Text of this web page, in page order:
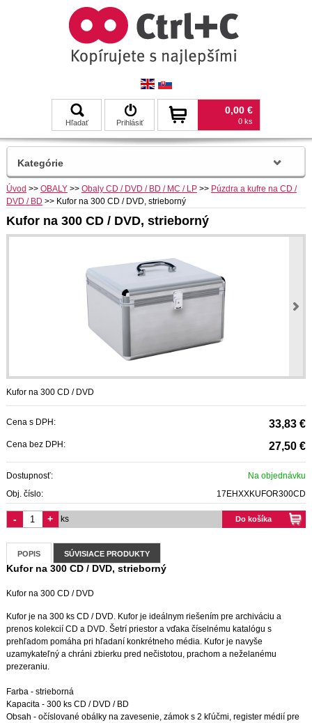
Hľadať Prihlásiť
0,00 €
0 ks
Úvod >> OBALY >> Obaly CD / DVD / BD / MC / LP >> Púzdra a kufre na CD /
DVD / BD >> Kufor na 300 CD / DVD, strieborný
Kufor na 300 CD / DVD, strieborný
Kufor na 300 CD / DVD
Cena s DPH: 33,83 €
Cena bez DPH: 27,50 €
Dostupnosť:
Na objednávku
Obj. číslo:
17EHXXKUFOR300CD
Do košíka
- + ks
POPIS SÚVISIACE PRODUKTY
Kufor na 300 CD / DVD, strieborný
Kufor na 300 CD / DVD
Kufor je na 300 ks CD / DVD. Kufor je ideálnym riešením pre archiváciu a
prenos kolekcií CD a DVD. Šetrí priestor a vďaka číselnému katalógu s
prehľadom pomáha pri hľadaní konkrétneho média. Kufor je navyše
uzamykateľný a chráni zbierku pred nečistotou, prachom a neželanému
prezeraniu.
Farba - strieborná
Kapacita - 300 ks CD / DVD / BD
Obsah - očíslované obálky na zavesenie, zámok s 2 kľúčmi, register médií pre
Kategórie